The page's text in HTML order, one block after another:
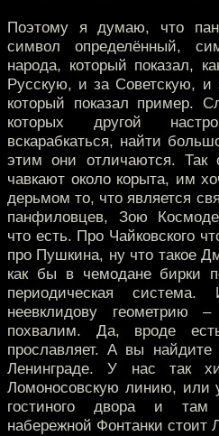
Поэтому я думаю, что
символ определённый,
народа, который показал,
Русскую, и за Советскую, и
который показал пример.
которых другой
вскарабкаться, найти
этим они отличаются. Так
чавкают около корыта, им
дерьмом то, что является
панфиловцев, Зою
что есть. Про Чайковского
про Пушкина, ну что такое
как бы в чемодане бирки
периодическая
неевклидову геометрию
похвалим. Да, вроде
прославляет. А вы
Ленинграде. У нас так
Ломоносовскую линию, или
гостиного двора и
набережной Фонтанки стоит